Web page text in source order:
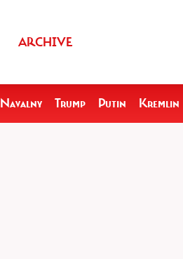
ARCHIVE
Navalny Trump Putin Kremlin